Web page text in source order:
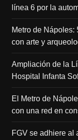
línea 6 por la
Metro de Nápoles:
con arte y
Ampliación de la
Hospital Infanta
El Metro de
con una red en
FGV se adhiere al